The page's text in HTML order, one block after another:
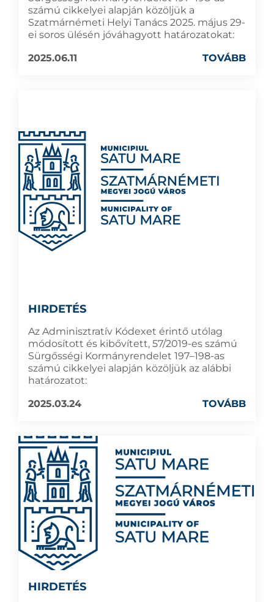
számú cikkelyei alapján közöljük a
Szatmárnémeti Helyi Tanács 2025. május 29-
ei soros ülésén jóváhagyott határozatokat:
2025.06.11
TOVÁBB
HIRDETÉS
Az Adminisztratív Kódexet érintő utólag
módosított és kibővített, 57/2019-es számú
Sürgősségi Kormányrendelet 197–198-as
számú cikkelyei alapján közöljük az alábbi
határozatot:
2025.03.24
TOVÁBB
HIRDETÉS